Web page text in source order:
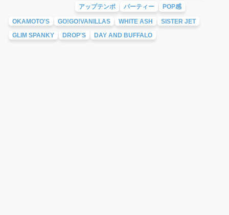
アップテンポ パーティー POP感
OKAMOTO'S GO!GO!VANILLAS WHITE ASH
SISTER JET
GLIM SPANKY
DROP'S DAY AND BUFFALO